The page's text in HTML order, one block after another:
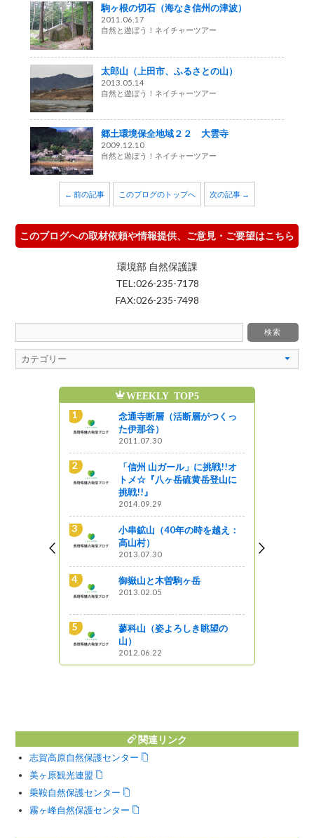
駒ヶ根の切石（海なき信州の津波）
2011.06.17
自然と遊ぼう！ネイチャーツアー
太郎山（上田市、ふるさとの山）
2013.05.14
自然と遊ぼう！ネイチャーツアー
郷土環境保全地域２２ 大雲寺
2009.12.10
自然と遊ぼう！ネイチャーツアー
← 前の記事 このブログのトップへ 次の記事 →
このブログへの取材依頼や情報提供、ご意見・ご要望はこちら
環境部 自然保護課
TEL:026-235-7178
FAX:026-235-7498
WEEKLY TOP5
念通寺断層（活断層がつくっ
た伊那谷）
2011.07.30
「信州 山ガール」に挑戦!!オ
トメ☆『八ヶ岳硫黄岳登山に
挑戦!!』
2014.09.29
小串鉱山（40年の時を越え：
高山村）
2013.07.30
御嶽山と木曽駒ヶ岳
2013.02.05
蓼科山（姿よろしき眺望の
山）
2012.06.22
関連リンク
志賀高原自然保護センター
美ヶ原観光連盟
乗鞍自然保護センター
霧ヶ峰自然保護センター